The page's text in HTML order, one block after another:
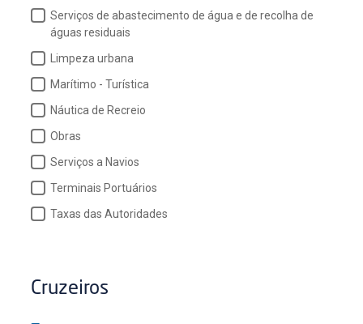
Serviços de abastecimento de água e de recolha de
águas residuais
Limpeza urbana
Marítimo - Turística
Náutica de Recreio
Obras
Serviços a Navios
Terminais Portuários
Taxas das Autoridades
Cruzeiros